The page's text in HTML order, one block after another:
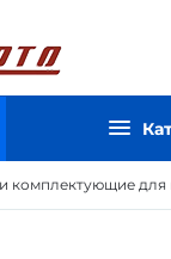
комплектующие для